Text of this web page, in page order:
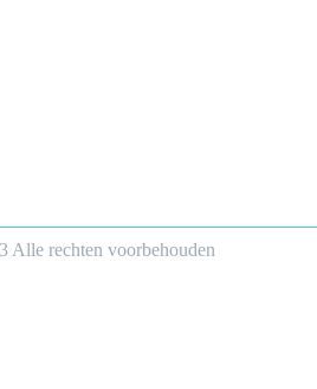
Alle rechten voorbehouden